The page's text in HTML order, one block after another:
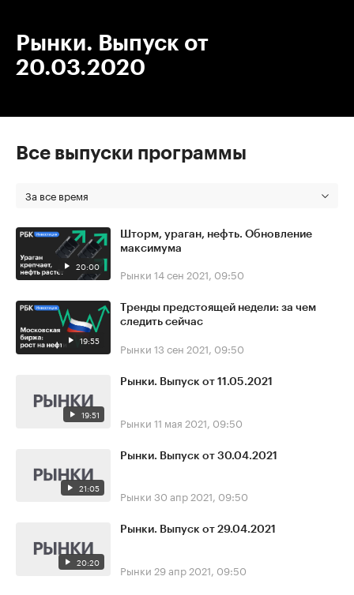
Рынки. Выпуск от
20.03.2020
Все выпуски программы
За все время
20:00
Шторм, ураган, нефть. Обновление
максимума
Рынки 14 сен 2021, 09:50
19:55
Тренды предстоящей недели: за чем
следить сейчас
Рынки 13 сен 2021, 09:50
19:51
Рынки. Выпуск от 11.05.2021
Рынки 11 мая 2021, 09:50
21:05
Рынки. Выпуск от 30.04.2021
Рынки 30 апр 2021, 09:50
20:20
Рынки. Выпуск от 29.04.2021
Рынки 29 апр 2021, 09:50